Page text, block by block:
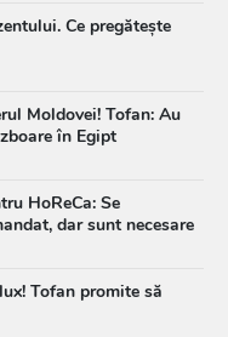
Ce pregătește
Moldovei! Tofan: Au
în Egipt
HoReCa: Se
dar sunt necesare
Tofan promite să